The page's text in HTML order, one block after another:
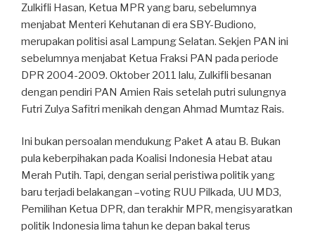
Zulkifli Hasan, Ketua MPR yang baru, sebelumnya
menjabat Menteri Kehutanan di era SBY-Budiono,
merupakan politisi asal Lampung Selatan. Sekjen PAN ini
sebelumnya menjabat Ketua Fraksi PAN pada periode
DPR 2004-2009. Oktober 2011 lalu, Zulkifli besanan
dengan pendiri PAN Amien Rais setelah putri sulungnya
Futri Zulya Safitri menikah dengan Ahmad Mumtaz Rais.
Ini bukan persoalan mendukung Paket A atau B. Bukan
pula keberpihakan pada Koalisi Indonesia Hebat atau
Merah Putih. Tapi, dengan serial peristiwa politik yang
baru terjadi belakangan –voting RUU Pilkada, UU MD3,
Pemilihan Ketua DPR, dan terakhir MPR, mengisyaratkan
politik Indonesia lima tahun ke depan bakal terus